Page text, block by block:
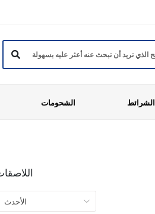
الشحومات الشرائط